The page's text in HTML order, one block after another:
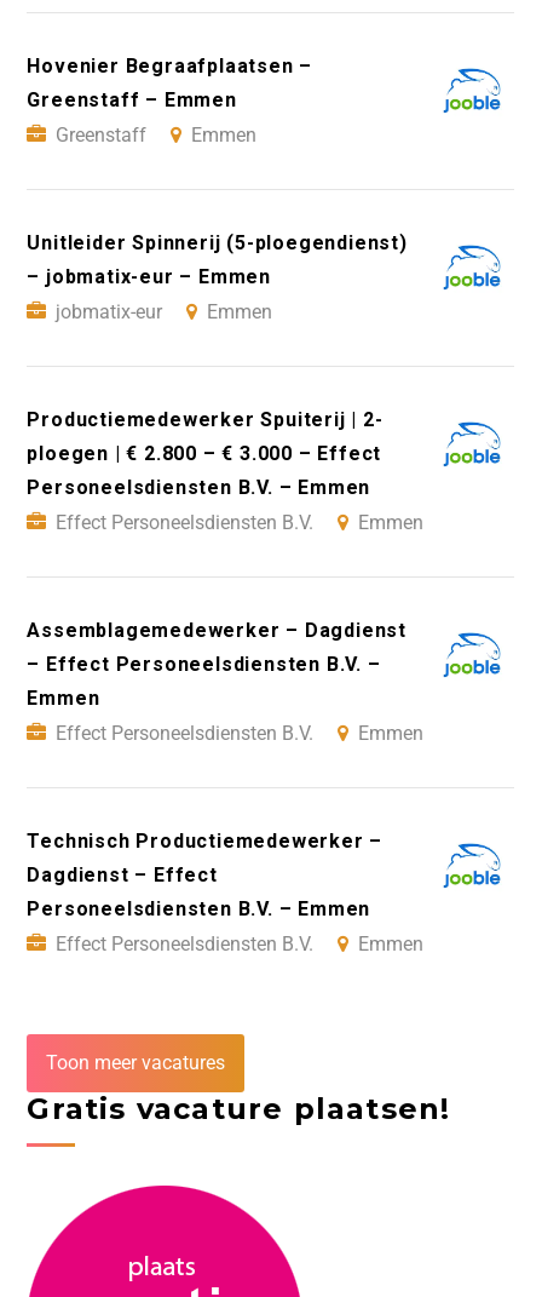
Hovenier Begraafplaatsen –
Greenstaff – Emmen
Greenstaff
Emmen
Unitleider Spinnerij (5-ploegendienst)
– jobmatix-eur – Emmen
jobmatix-eur
Emmen
Productiemedewerker Spuiterij | 2-
ploegen | € 2.800 – € 3.000 – Effect
Personeelsdiensten B.V. – Emmen
Effect Personeelsdiensten B.V.
Emmen
Assemblagemedewerker – Dagdienst
– Effect Personeelsdiensten B.V. –
Emmen
Effect Personeelsdiensten B.V.
Emmen
Technisch Productiemedewerker –
Dagdienst – Effect
Personeelsdiensten B.V. – Emmen
Effect Personeelsdiensten B.V.
Emmen
Toon meer vacatures
Gratis vacature plaatsen!